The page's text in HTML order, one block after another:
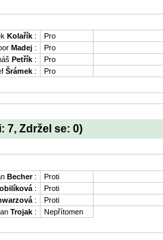
Kolařík :
Pro
Madej :
Pro
Petřík :
Pro
Šrámek : Pro
7, Zdržel se: 0)
Becher:
Proti
:
Proti
:
Proti
Trojak : Nepřítomen